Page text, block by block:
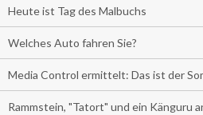
Heute ist Tag des Malbuchs
Welches Auto fahren Sie?
Media Control ermittelt: Das ist der
Rammstein, "Tatort" und ein Känguru